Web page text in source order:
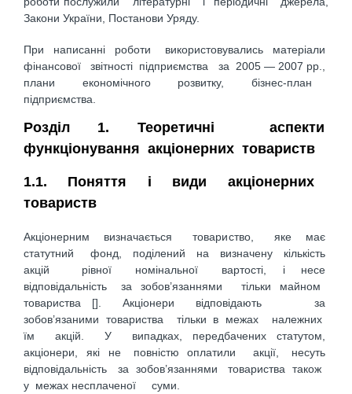
Закони України, Постанови Уряду.
При написанні роботи використовувались матеріали
фінансової звітності підприємства за 2005 — 2007 рр.,
плани економічного розвитку, бізнес-план
підприємства.
Розділ 1. Теоретичні аспекти
функціонування акціонерних товариств
1.1. Поняття і види акціонерних
товариств
Акціонерним визначається товариство, яке має
статутний фонд, поділений на визначену кількість
акцій рівної номінальної вартості, і несе
відповідальність за зобов’язаннями тільки майном
товариства []. Акціонери відповідають за
зобов’язаними товариства тільки в межах належних
їм акцій. У випадках, передбачених статутом,
акціонери, які не повністю оплатили акції, несуть
відповідальність за зобов’язаннями товариства також
у межах несплаченої суми.